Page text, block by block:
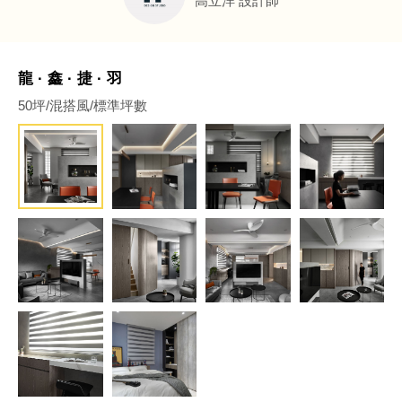
龍 · 鑫 · 捷 · 羽
50坪/混搭風/標準坪數